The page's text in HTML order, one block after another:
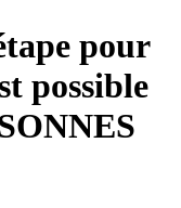
pour
possible